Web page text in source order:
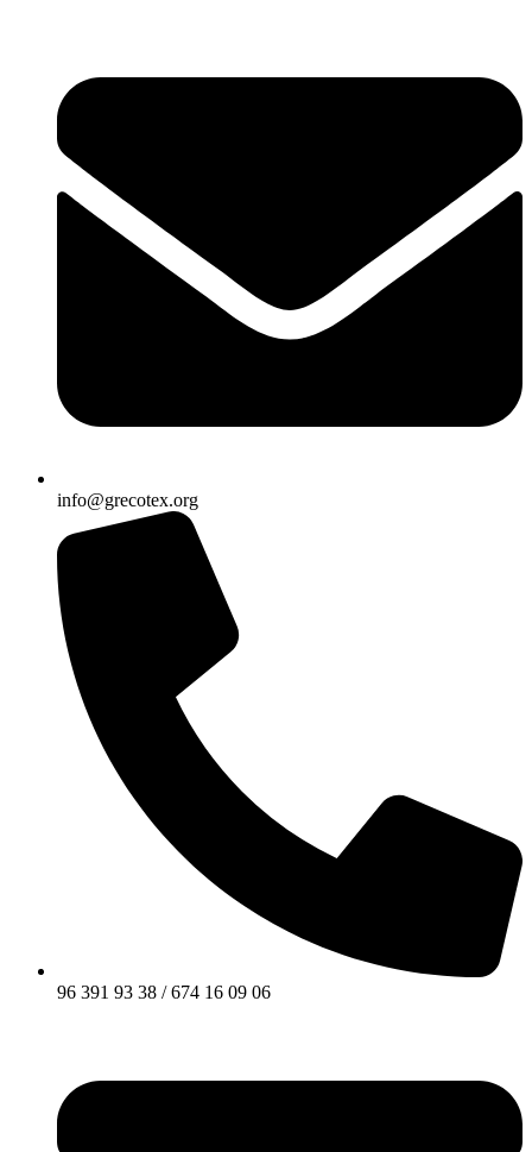
info@grecotex.org
96 391 93 38 / 674 16 09 06